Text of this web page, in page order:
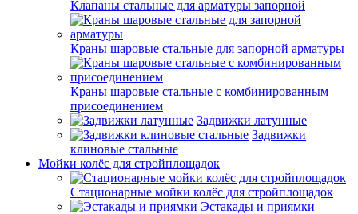
Клапаны стальные для арматуры запорной
Краны шаровые стальные для запорной арматуры
Краны шаровые стальные с комбинированным
присоединением
Задвижки латунные
Задвижки
клиновые стальные
Мойки колёс для стройплощадок
Стационарные мойки колёс для стройплощадок
Эстакады и приямки